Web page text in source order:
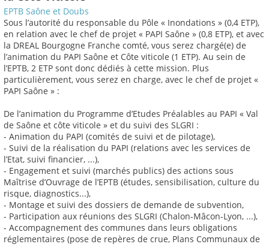
EPTB Saône et Doubs
Sous l’autorité du responsable du Pôle « Inondations » (0,4 ETP),
en relation avec le chef de projet « PAPI Saône » (0,8 ETP), et avec
la DREAL Bourgogne Franche comté, vous serez chargé(e) de
l’animation du PAPI Saône et Côte viticole (1 ETP). Au sein de
l’EPTB, 2 ETP sont donc dédiés à cette mission. Plus
particulièrement, vous serez en charge, avec le chef de projet «
PAPI Saône » :
De l’animation du Programme d’Etudes Préalables au PAPI « Val
de Saône et côte viticole » et du suivi des SLGRI :
- Animation du PAPI (comités de suivi et de pilotage),
- Suivi de la réalisation du PAPI (relations avec les services de
l’Etat, suivi financier, ...),
- Engagement et suivi (marchés publics) des actions sous
Maîtrise d’Ouvrage de l’EPTB (études, sensibilisation, culture du
risque, diagnostics...),
- Montage et suivi des dossiers de demande de subvention,
- Participation aux réunions des SLGRI (Chalon-Mâcon-Lyon, ...),
- Accompagnement des communes dans leurs obligations
réglementaires (pose de repères de crue, Plans Communaux de